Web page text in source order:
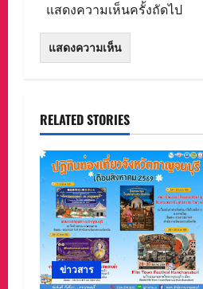
แสดงความเห็นครั้งถัดไป
RELATED STORIES
ข่าวสาร